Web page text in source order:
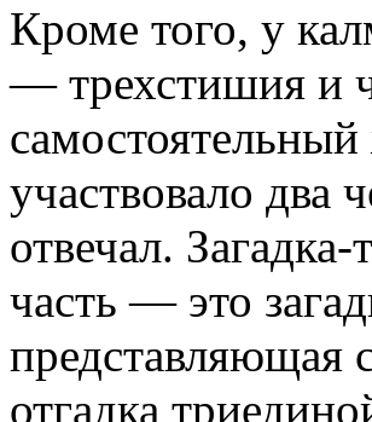
Кроме того, у
— трехстишия и
участвовало два
отвечал.
часть — это
представляющая
отгадка